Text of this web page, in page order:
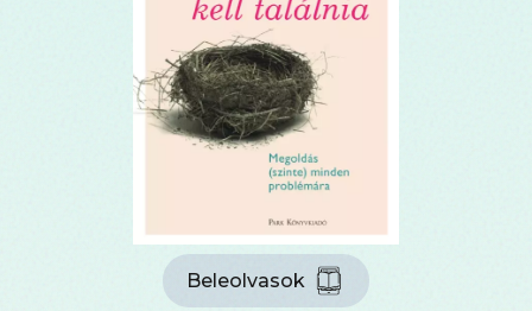
Beleolvasok